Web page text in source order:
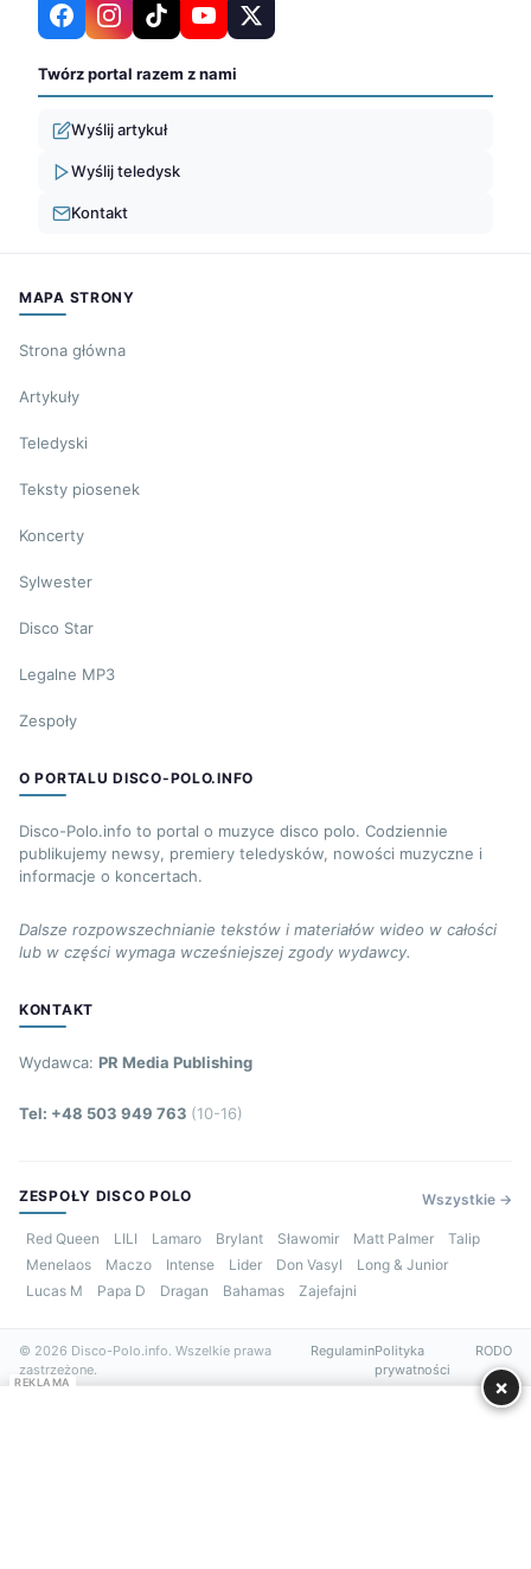
Twórz portal razem z nami
Wyślij artykuł
Wyślij teledysk
Kontakt
MAPA STRONY
Strona główna
Artykuły
Teledyski
Teksty piosenek
Koncerty
Sylwester
Disco Star
Legalne MP3
Zespoły
O PORTALU DISCO-POLO.INFO
Disco-Polo.info to portal o muzyce disco polo. Codziennie
publikujemy newsy, premiery teledysków, nowości muzyczne i
informacje o koncertach.
Dalsze rozpowszechnianie tekstów i materiałów wideo w całości
lub w części wymaga wcześniejszej zgody wydawcy.
KONTAKT
Wydawca: PR Media Publishing
Tel: +48 503 949 763 (10-16)
ZESPOŁY DISCO POLO Wszystkie →
Red Queen LILI Lamaro Brylant Sławomir Matt Palmer
Talip
Menelaos
Maczo Intense Lider Don Vasyl
Long & Junior
Lucas M
Papa D Dragan Bahamas Zajefajni
© 2026 Disco-Polo.info. Wszelkie prawa
zastrzeżone.
RegulaminPolityka
prywatności
RODO
REKLAMA ×